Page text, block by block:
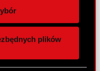
ruch w
jak korzystasz
partnerom
z innymi
plików
Nadzorczej
ust. 1 pkt 2
bieżące i okresowe